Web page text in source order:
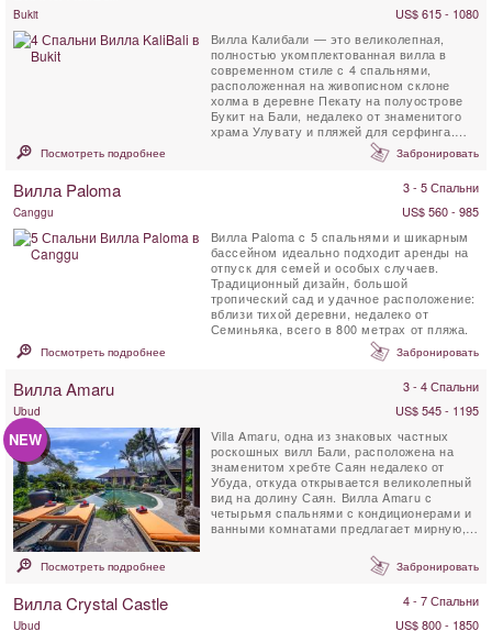
Bukit
US$ 615 - 1080
Вилла Калибали — это великолепная,
полностью укомплектованная вилла в
современном стиле с 4 спальнями,
расположенная на живописном склоне
холма в деревне Пекату на полуострове
Букит на Бали, недалеко от знаменитого
храма Улувату и пляжей для серфинга.
Посмотреть подробнее Забронировать
Вилла Paloma 3 - 5 Спальни
Canggu
US$ 560 - 985
Вилла Paloma c 5 спальнями и шикарным
бассейном идеально подходит аренды на
отпуск для семей и особых случаев.
Традиционный дизайн, большой
тропический сад и удачное расположение:
вблизи тихой деревни, недалеко от
Семиньяка, всего в 800 метрах от пляжа.
Посмотреть подробнее Забронировать
Вилла Amaru 3 - 4 Спальни
Ubud US$ 545 - 1195
NEW
Villa Amaru, одна из знаковых частных
роскошных вилл Бали, расположена на
знаменитом хребте Саян недалеко от
Убуда, откуда открывается великолепный
вид на долину Саян. Вилла Amaru с
четырьмя спальнями с кондиционерами и
ванными комнатами предлагает мирную,
Посмотреть подробнее Забронировать
Вилла Crystal Castle 4 - 7 Спальни
Ubud US$ 800 - 1850